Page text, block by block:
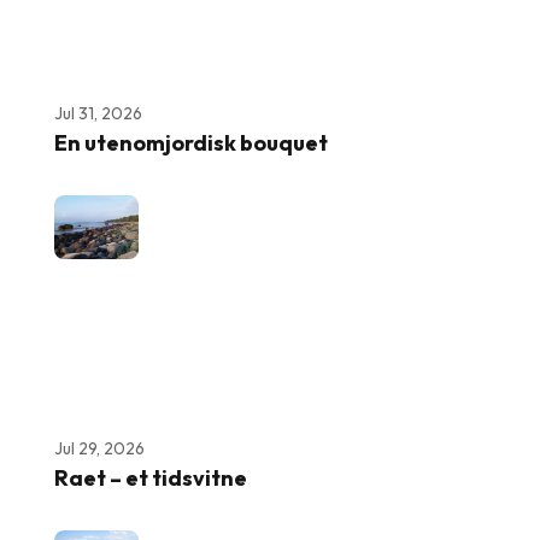
Jul 31, 2026
En utenomjordisk bouquet
Jul 29, 2026
Raet – et tidsvitne